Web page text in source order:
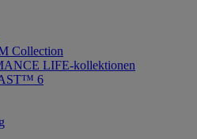
Collection
LIFE-kollektionen
6